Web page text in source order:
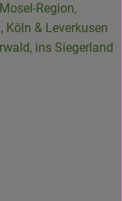
Region,
Köln & Leverkusen
ins Siegerland